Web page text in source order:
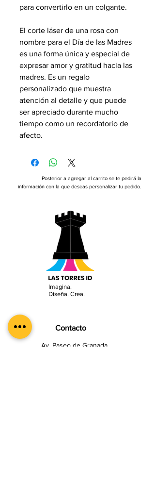
para convertirlo en un colgante.
El corte láser de una rosa con
nombre para el Día de las Madres
es una forma única y especial de
expresar amor y gratitud hacia las
madres. Es un regalo
personalizado que muestra
atención al detalle y que puede
ser apreciado durante mucho
tiempo como un recordatorio de
afecto.
Posterior a agregar al carrito se te pedirá la
información con la que deseas personalizar tu pedido.
Imagina.
Diseña. Crea.
Contacto
Av. Paseo de Granada